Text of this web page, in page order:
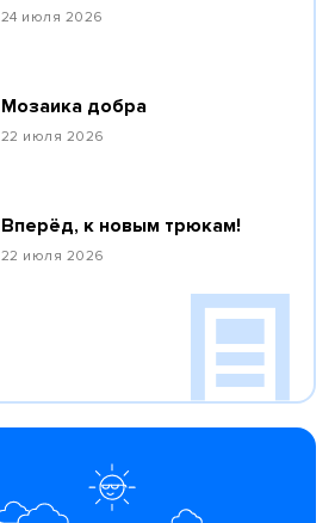
24 июля 2026
Мозаика добра
22 июля 2026
Вперёд, к новым трюкам!
22 июля 2026